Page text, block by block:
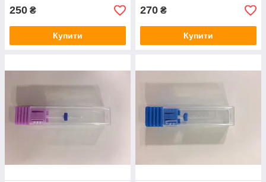
зберігання.
250 ₴
Купити
270 ₴
Купити